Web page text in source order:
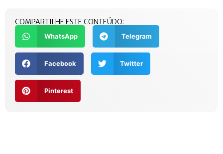
COMPARTILHE ESTE CONTEÚDO:
WhatsApp Telegram
Facebook Twitter
Pinterest